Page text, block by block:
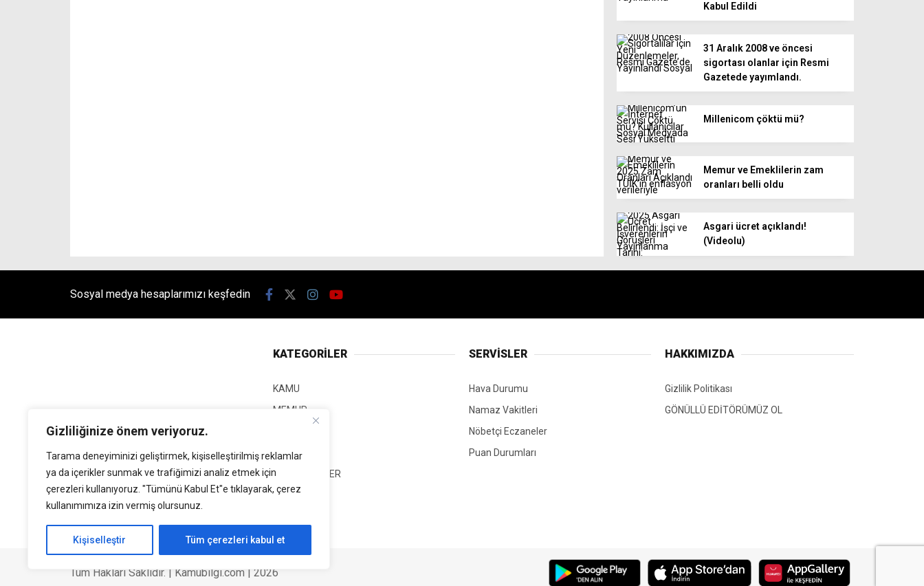
Gizliliğinize önem veriyoruz.
Tarama deneyiminizi geliştirmek, kişiselleştirilmiş reklamlar
ya da içerikler sunmak ve trafiğimizi analiz etmek için
çerezleri kullanıyoruz. "Tümünü Kabul Et"e tıklayarak, çerez
kullanımımıza izin vermiş olursunuz.
Kişiselleştir Tüm çerezleri kabul et
Kabul Edildi
31 Aralık 2008 ve öncesi
sigortası olanlar için Resmi
Gazetede yayımlandı.
Millenicom çöktü mü?
Memur ve Emeklilerin zam
oranları belli oldu
Asgari ücret açıklandı!
(Videolu)
Sosyal medya hesaplarımızı keşfedin
KATEGORİLER
KAMU
MEMUR
EĞİTİM
GÜNCEL HABER
SİYASET
SERVİSLER
Hava Durumu
Namaz Vakitleri
Nöbetçi Eczaneler
Puan Durumları
HAKKIMIZDA
Gizlilik Politikası
GÖNÜLLÜ EDİTÖRÜMÜZ OL
Tüm Hakları Saklıdır. | Kamubilgi.com | 2026